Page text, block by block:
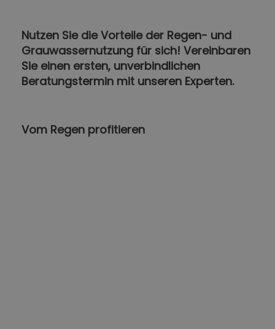
Nutzen Sie die Vorteile der Regen- und
Grauwassernutzung für sich! Vereinbaren
Sie einen ersten, unverbindlichen
Beratungstermin mit unseren Experten.
Vom Regen profitieren